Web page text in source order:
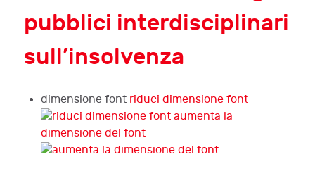
pubblici interdisciplinari
sull’insolvenza
dimensione font riduci dimensione font
aumenta la
dimensione del font